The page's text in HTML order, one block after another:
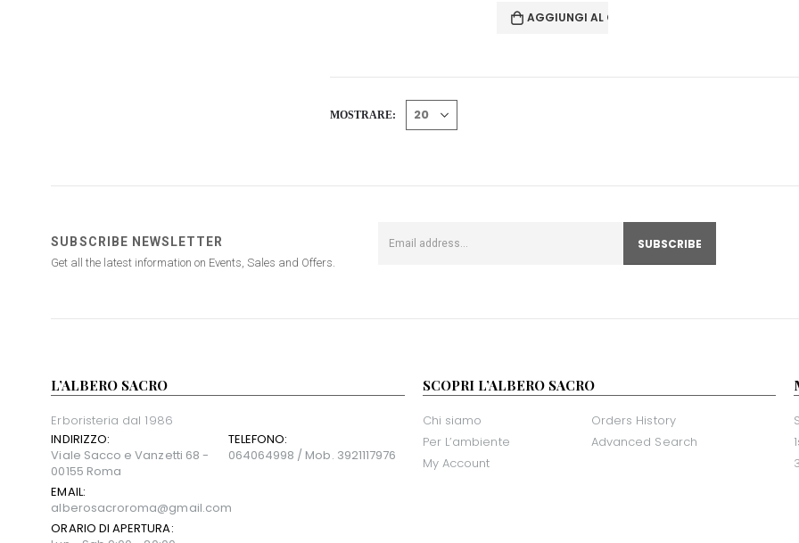
AGGIUNGI AL CARRELLO
MOSTRARE:
SUBSCRIBE NEWSLETTER
Get all the latest information on Events, Sales and Offers.
L’ALBERO SACRO
Erboristeria dal 1986
INDIRIZZO:
Viale Sacco e Vanzetti 68 -
00155 Roma
TELEFONO:
064064998 / Mob. 3921117976
EMAIL:
alberosacroroma@gmail.com
ORARIO DI APERTURA:
SCOPRI L’ALBERO SACRO
Chi siamo
Per L’ambiente
My Account
Orders History
Advanced Search